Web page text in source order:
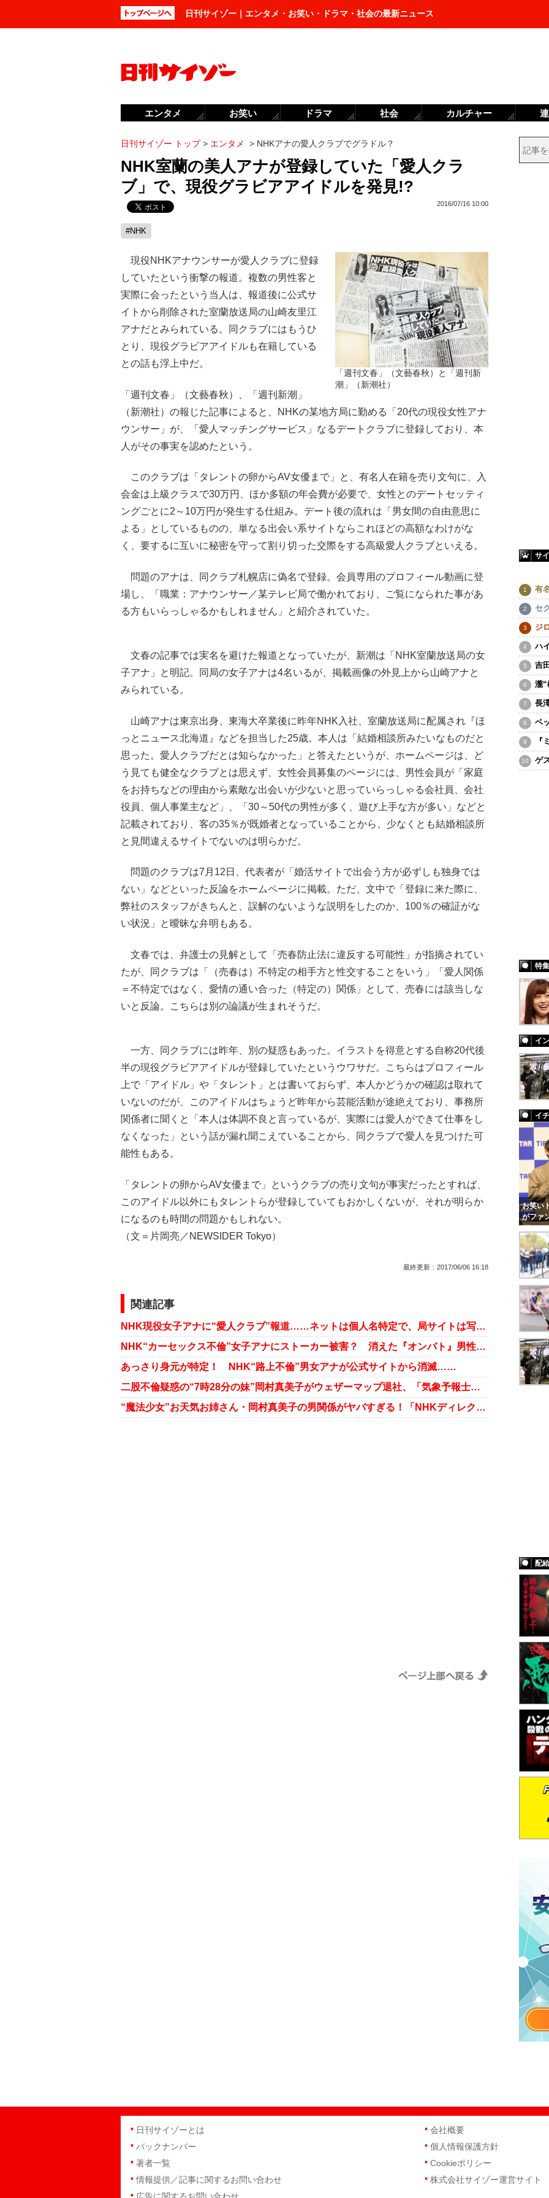
日刊サイゾー｜エンタメ・お笑い・ドラマ・社会の最新ニュース
日刊サイゾー トップ> エンタメ > NHKアナの愛人クラブでグラドル？
NHK室蘭の美人アナが登録していた「愛人クラ
ブ」で、現役グラビアアイドルを発見!?
2016/07/16 10:00
#NHK
「週刊文春」（文藝春秋）と「週刊新
潮」（新潮社）
現役NHKアナウンサーが愛人クラブに登録
していたという衝撃の報道。複数の男性客と
実際に会ったという当人は、報道後に公式サ
イトから削除された室蘭放送局の山崎友里江
アナだとみられている。同クラブにはもうひ
とり、現役グラビアアイドルも在籍している
との話も浮上中だ。
「週刊文春」（文藝春秋）、「週刊新潮」
（新潮社）の報じた記事によると、NHKの某地方局に勤める「20代の現役女性アナ
ウンサー」が、「愛人マッチングサービス」なるデートクラブに登録しており、本
人がその事実を認めたという。
このクラブは「タレントの卵からAV女優まで」と、有名人在籍を売り文句に、入
会金は上級クラスで30万円、ほか多額の年会費が必要で、女性とのデートセッティ
ングごとに2～10万円が発生する仕組み。デート後の流れは「男女間の自由意思に
よる」としているものの、単なる出会い系サイトならこれほどの高額なわけがな
く、要するに互いに秘密を守って割り切った交際をする高級愛人クラブといえる。
問題のアナは、同クラブ札幌店に偽名で登録。会員専用のプロフィール動画に登
場し、「職業：アナウンサー／某テレビ局で働かれており、ご覧になられた事があ
る方もいらっしゃるかもしれません」と紹介されていた。
文春の記事では実名を避けた報道となっていたが、新潮は「NHK室蘭放送局の女
子アナ」と明記。同局の女子アナは4名いるが、掲載画像の外見上から山崎アナと
みられている。
山崎アナは東京出身、東海大卒業後に昨年NHK入社、室蘭放送局に配属され『ほ
っとニュース北海道』などを担当した25歳。本人は「結婚相談所みたいなものだと
思った。愛人クラブだとは知らなかった」と答えたというが、ホームページは、ど
う見ても健全なクラブとは思えず、女性会員募集のページには、男性会員が「家庭
をお持ちなどの理由から素敵な出会いが少ないと思っていらっしゃる会社員、会社
役員、個人事業主など」、「30～50代の男性が多く、遊び上手な方が多い」などと
記載されており、客の35％が既婚者となっていることから、少なくとも結婚相談所
と見間違えるサイトでないのは明らかだ。
問題のクラブは7月12日、代表者が「婚活サイトで出会う方が必ずしも独身では
ない」などといった反論をホームページに掲載。ただ、文中で「登録に来た際に、
弊社のスタッフがきちんと、誤解のないような説明をしたのか、100％の確証がな
い状況」と曖昧な弁明もある。
文春では、弁護士の見解として「売春防止法に違反する可能性」が指摘されてい
たが、同クラブは「（売春は）不特定の相手方と性交することをいう」「愛人関係
＝不特定ではなく、愛情の通い合った（特定の）関係」として、売春には該当しな
いと反論。こちらは別の論議が生まれそうだ。
一方、同クラブには昨年、別の疑惑もあった。イラストを得意とする自称20代後
半の現役グラビアアイドルが登録していたというウワサだ。こちらはプロフィール
上で「アイドル」や「タレント」とは書いておらず、本人かどうかの確認は取れて
いないのだが、このアイドルはちょうど昨年から芸能活動が途絶えており、事務所
関係者に聞くと「本人は体調不良と言っているが、実際には愛人ができて仕事をし
なくなった」という話が漏れ聞こえていることから、同クラブで愛人を見つけた可
能性もある。
「タレントの卵からAV女優まで」というクラブの売り文句が事実だったとすれば、
このアイドル以外にもタレントらが登録していてもおかしくないが、それが明らか
になるのも時間の問題かもしれない。
（文＝片岡亮／NEWSIDER Tokyo）
最終更新： 2017/06/06 16:18
関連記事
NHK現役女子アナに“愛人クラブ”報道……ネットは個人名特定で、局サイトは写真削除に大慌て！
NHK“カーセックス不倫”女子アナにストーカー被害？ 消えた『オンバト』男性アナの謎
あっさり身元が特定！ NHK“路上不倫”男女アナが公式サイトから消滅……
二股不倫疑惑の“7時28分の妹”岡村真美子がウェザーマップ退社、「気象予報士カレンダー」も出荷停止に
“魔法少女”お天気お姉さん・岡村真美子の男関係がヤバすぎる！「NHKディレクターとも……」
サ
有
セ
ジ
ハ
吉
瀧“
長
ベ
『
ゲ
特集
イ
イ
お笑い
がファ
配
エンタメ お笑い ドラマ 社会 カルチャー
日刊サイゾーとは
バックナンバー
著者一覧
情報提供／記事に関するお問い合わせ
会社概要
個人情報保護方針
Cookieポリシー
株式会社サイゾー運営サイト